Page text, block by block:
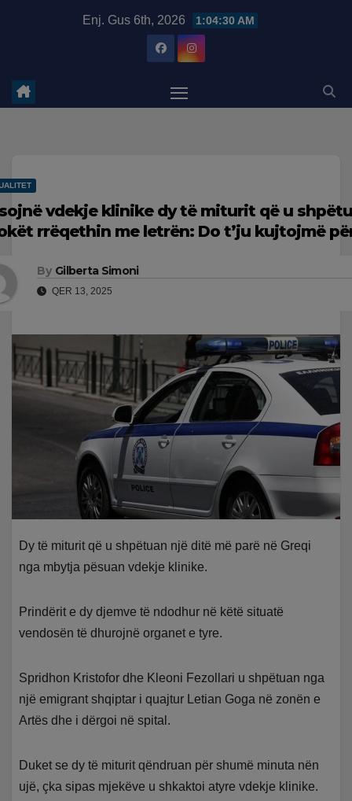
Enj. Gus 6th, 2026 1:04:31 AM
vdekje klinike dy të miturit që u
rrëqethin me letrën: Do t’ju kujtojmë
By Gilberta Simoni
QER 13, 2025
Dy të miturit që u shpëtuan një ditë më parë në Greqi
nga mbytja pësuan vdekje klinike.
Prindërit e dy djemve të ndodhur në këtë situatë
vendosën të dhurojnë organet e tyre.
Spridhon Kristofor dhe Kleoni Fezollari u shpëtuan nga
një emigrant shqiptar i quajtur Letian Goga në zonën e
Artës dhe i dërgoi në spital.
Duket se dy të miturit qëndruan për shumë minuta nën
ujë, çka sipas mjekëve u shkaktoi atyre vdekje klinike.